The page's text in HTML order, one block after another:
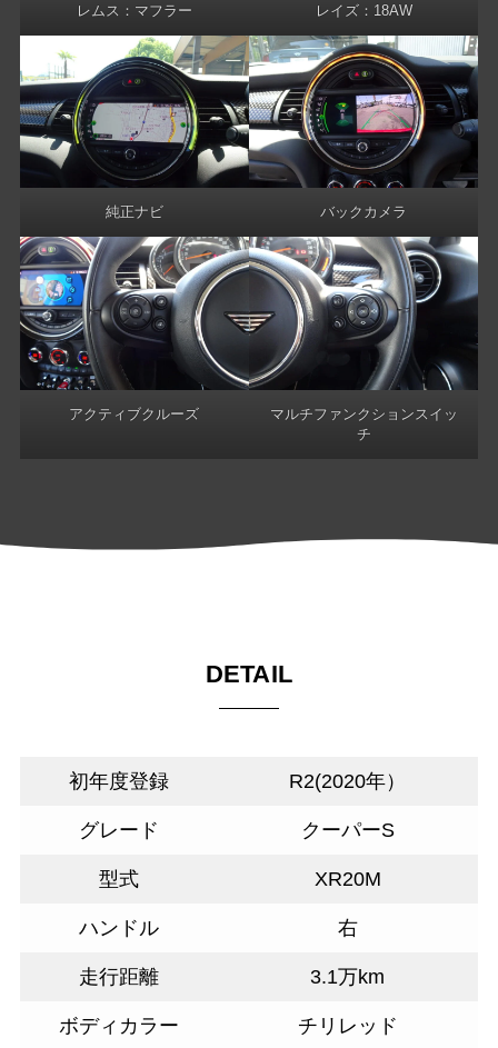
レムス：マフラー レイズ：18AW
純正ナビ バックカメラ
アクティブクルーズ
マルチファンクションスイッ
チ
DETAIL
初年度登録 R2(2020年）
グレード クーパーS
型式 XR20M
ハンドル 右
走行距離 3.1万km
ボディカラー チリレッド